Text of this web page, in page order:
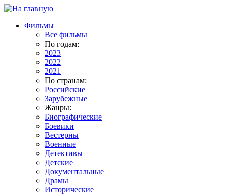
Фильмы
Все фильмы
По годам:
2023
2022
2021
По странам:
Российские
Зарубежные
Жанры:
Биографические
Боевики
Вестерны
Военные
Детективы
Детские
Документальные
Драмы
Исторические